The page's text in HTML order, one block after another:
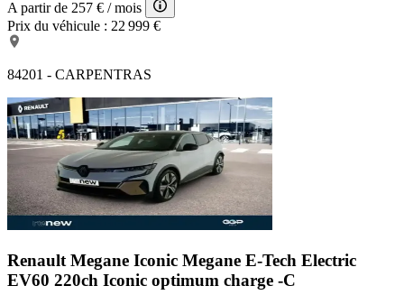
A partir de 257 € / mois
Prix du véhicule : 22 999 €
84201 - CARPENTRAS
Renault Megane Iconic Megane E-Tech Electric
EV60 220ch Iconic optimum charge -C